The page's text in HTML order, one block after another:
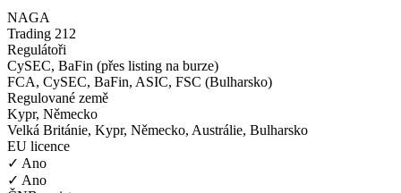
NAGA
Trading 212
Regulátoři
CySEC, BaFin (přes listing na burze)
FCA, CySEC, BaFin, ASIC, FSC (Bulharsko)
Regulované země
Kypr, Německo
Velká Británie, Kypr, Německo, Austrálie, Bulharsko
EU licence
✓ Ano
✓ Ano